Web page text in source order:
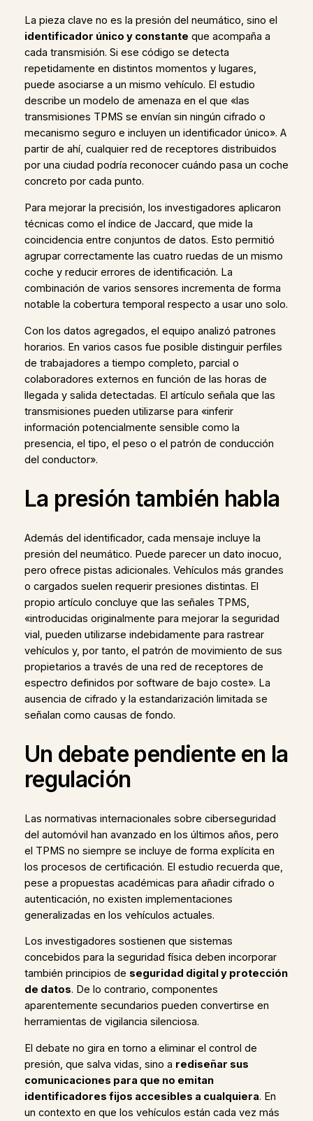
La pieza clave no es la presión del neumático, sino el
identificador único y constante que acompaña a
cada transmisión. Si ese código se detecta
repetidamente en distintos momentos y lugares,
puede asociarse a un mismo vehículo. El estudio
describe un modelo de amenaza en el que «las
transmisiones TPMS se envían sin ningún cifrado o
mecanismo seguro e incluyen un identificador único». A
partir de ahí, cualquier red de receptores distribuidos
por una ciudad podría reconocer cuándo pasa un coche
concreto por cada punto.
Para mejorar la precisión, los investigadores aplicaron
técnicas como el índice de Jaccard, que mide la
coincidencia entre conjuntos de datos. Esto permitió
agrupar correctamente las cuatro ruedas de un mismo
coche y reducir errores de identificación. La
combinación de varios sensores incrementa de forma
notable la cobertura temporal respecto a usar uno solo.
Con los datos agregados, el equipo analizó patrones
horarios. En varios casos fue posible distinguir perfiles
de trabajadores a tiempo completo, parcial o
colaboradores externos en función de las horas de
llegada y salida detectadas. El artículo señala que las
transmisiones pueden utilizarse para «inferir
información potencialmente sensible como la
presencia, el tipo, el peso o el patrón de conducción
del conductor».
La presión también habla
Además del identificador, cada mensaje incluye la
presión del neumático. Puede parecer un dato inocuo,
pero ofrece pistas adicionales. Vehículos más grandes
o cargados suelen requerir presiones distintas. El
propio artículo concluye que las señales TPMS,
«introducidas originalmente para mejorar la seguridad
vial, pueden utilizarse indebidamente para rastrear
vehículos y, por tanto, el patrón de movimiento de sus
propietarios a través de una red de receptores de
espectro definidos por software de bajo coste». La
ausencia de cifrado y la estandarización limitada se
señalan como causas de fondo.
Un debate pendiente en la
regulación
Las normativas internacionales sobre ciberseguridad
del automóvil han avanzado en los últimos años, pero
el TPMS no siempre se incluye de forma explícita en
los procesos de certificación. El estudio recuerda que,
pese a propuestas académicas para añadir cifrado o
autenticación, no existen implementaciones
generalizadas en los vehículos actuales.
Los investigadores sostienen que sistemas
concebidos para la seguridad física deben incorporar
también principios de seguridad digital y protección
de datos. De lo contrario, componentes
aparentemente secundarios pueden convertirse en
herramientas de vigilancia silenciosa.
El debate no gira en torno a eliminar el control de
presión, que salva vidas, sino a rediseñar sus
comunicaciones para que no emitan
identificadores fijos accesibles a cualquiera. En
un contexto en que los vehículos están cada vez más